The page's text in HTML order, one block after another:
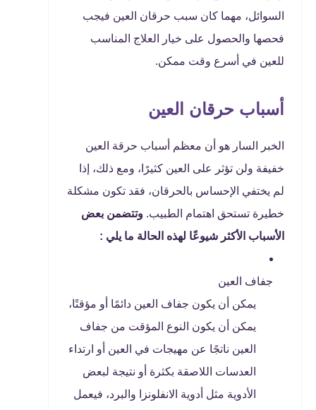
السوائل، مهما كان سبب حرقان العين فيجب
فحصها والحصول على خيار العلاج المناسب
للعين في أسرع وقت ممكن.
أسباب حرقان العين
الخبر السار هو أن معظم أسباب حرقة العين
خفيفة ولن تؤثر على العين كثيرًا، ومع ذلك، إذا
لم يختفي الإحساس بالحرقان، فقد تكون مشكلة
خطيرة تستحق اهتمام الطبيب. وتتضمن بعض
الأسباب الأكثر شيوعًا لهذه الحالة ما يلي :
جفاف العين
يمكن أن يكون جفاف العين دائمًا أو مؤقتًا،
يمكن أن يكون النوع المؤقت من جفاف
العين ناتجًا عن مهيجات في العين أو ارتداء
العدسات اللاصقة بكثرة أو نتيجة لبعض
الأدوية مثل أدوية الانفلونزا والبرد، فيعمل